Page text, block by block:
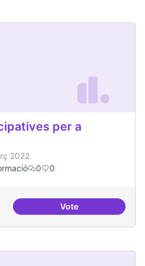
per a
2022
0 0
VoteDinàmiques